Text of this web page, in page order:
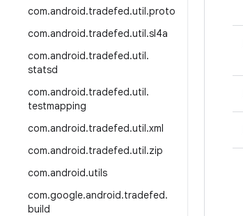
com.android.tradefed.util.proto
com.android.tradefed.util.sl4a
com.android.tradefed.util.
statsd
com.android.tradefed.util.
testmapping
com.android.tradefed.util.xml
com.android.tradefed.util.zip
com.android.utils
com.google.android.tradefed.
build